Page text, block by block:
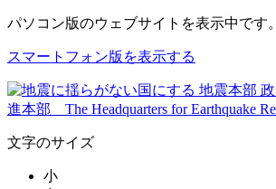
パソコン版のウェブサイトを表示中です。
スマートフォン版を表示する
文字のサイズ
小